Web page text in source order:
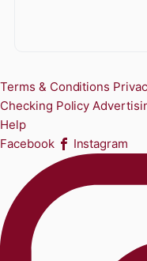
Terms & Conditions
Checking Policy
Help
Facebook
Instagram